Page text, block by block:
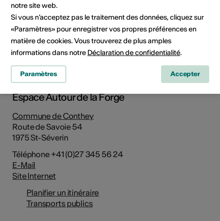
Route de Savoie 54, 1975 St-Séverin
Planifier un itinéraire
Transports publics
Adresse
Espace Autour de la Forge
Commune de Conthey
Route de Savoie 54
1975 St-Séverin
Téléphone +41 (0)27 345 56 24
E-Mail
Site Internet
Planifier un itinéraire
Transports publics
notre site web.
Si vous n’acceptez pas le traitement des données, cliquez sur
«Paramètres» pour enregistrer vos propres préférences en
matière de cookies. Vous trouverez de plus amples
informations dans notre Déclaration de confidentialité.
Paramètres Accepter